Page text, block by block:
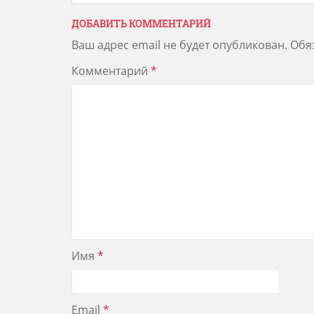
ДОБАВИТЬ КОММЕНТАРИЙ
Ваш адрес email не будет опубликован.
Комментарий *
Имя *
Email *